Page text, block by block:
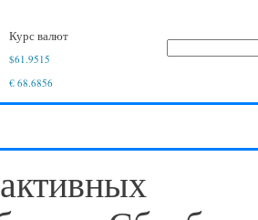
Курс валют
$61.9515
€ 68.6856